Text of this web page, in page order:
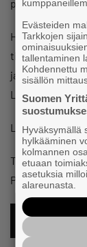
pientä purtavaa.
Haluatko
tiedon alueen
ja tulevista
Laita viestiä:
Lämpimästi
Tilaisuuden
Parkki Oy.
Evästeiden
Tarkkojen
tallentaminen
Kohdennettu
sisällön
Suomen
Hyväksymällä
hylkääminen
kolmannen
etuaan
asetuksia
alareunasta.